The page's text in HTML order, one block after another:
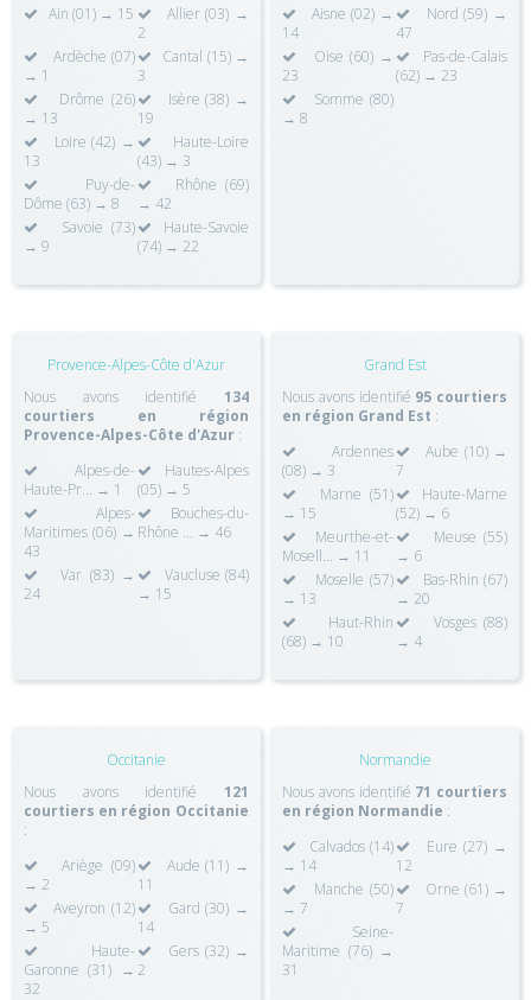
Ain (01) → 15
Allier (03) →
2
Ardèche (07)
→ 1
Cantal (15) →
3
Drôme (26)
→ 13
Isère (38) →
19
Loire (42) →
13
Haute-Loire
(43) → 3
Puy-de-
Dôme (63) → 8
Rhône (69)
→ 42
Savoie (73)
→ 9
Haute-Savoie
(74) → 22
Aisne (02) →
14
Nord (59) →
47
Oise (60) →
23
Pas-de-Calais
(62) → 23
Somme (80)
→ 8
Provence-Alpes-Côte d'Azur
Nous avons identifié 134
courtiers en région
Provence-Alpes-Côte d'Azur :
Alpes-de-
Haute-Pr... → 1
Hautes-Alpes
(05) → 5
Alpes-
Maritimes (06) →
43
Bouches-du-
Rhône ... → 46
Var (83) →
24
Vaucluse (84)
→ 15
Grand Est
Nous avons identifié 95 courtiers
en région Grand Est :
Ardennes
(08) → 3
Aube (10) →
7
Marne (51)
→ 15
Haute-Marne
(52) → 6
Meurthe-et-
Mosell... → 11
Meuse (55)
→ 6
Moselle (57)
→ 13
Bas-Rhin (67)
→ 20
Haut-Rhin
(68) → 10
Vosges (88)
→ 4
Occitanie
Nous avons identifié 121
courtiers en région Occitanie
:
Ariège (09)
→ 2
Aude (11) →
11
Aveyron (12)
→ 5
Gard (30) →
14
Haute-
Garonne (31) →
32
Gers (32) →
2
Normandie
Nous avons identifié 71 courtiers
en région Normandie :
Calvados (14)
→ 14
Eure (27) →
12
Manche (50)
→ 7
Orne (61) →
7
Seine-
Maritime (76) →
31